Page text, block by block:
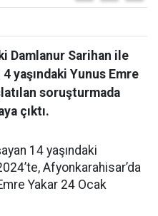
Damlanur Sarihan ile
yaşındaki Yunus Emre
soruşturmada
çıktı.
14 yaşındaki
Afyonkarahisar’da
Yakar 24 Ocak